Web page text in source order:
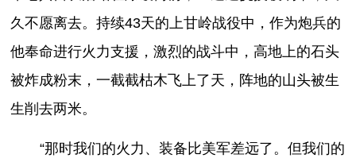
久不愿离去。持续43天的上甘岭战役中，作为炮兵的
他奉命进行火力支援，激烈的战斗中，高地上的石头
被炸成粉末，一截截枯木飞上了天，阵地的山头被生
生削去两米。
“那时我们的火力、装备比美军差远了。但我们的